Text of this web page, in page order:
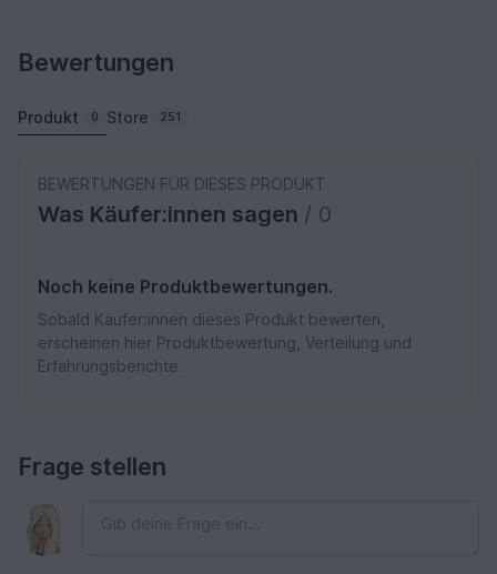
Bewertungen
Produkt 0 Store 251
BEWERTUNGEN FÜR DIESES PRODUKT
Was Käufer:innen sagen / 0
Noch keine Produktbewertungen.
Sobald Käufer:innen dieses Produkt bewerten,
erscheinen hier Produktbewertung, Verteilung und
Erfahrungsberichte.
Frage stellen